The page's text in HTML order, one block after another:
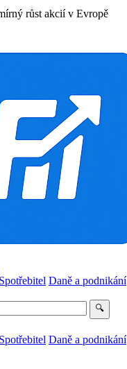
růst akcií v Evropě
Spotřebitel Daně a podnikání
🔍
Spotřebitel Daně a podnikání